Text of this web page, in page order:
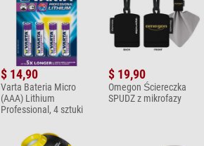
$ 14,90
Varta Bateria Micro
(AAA) Lithium
Professional, 4 sztuki
$ 19,90
Omegon Ściereczka
SPUDZ z mikrofazy